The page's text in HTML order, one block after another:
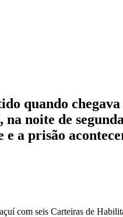
quando
noite de
e a prisão
com seis Carteiras de